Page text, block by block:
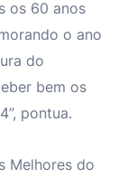
os 60 anos
o ano
do
bem os
pontua.
Melhores do